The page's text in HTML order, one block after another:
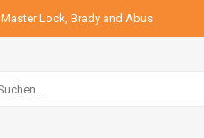
Lock, Brady and Abus